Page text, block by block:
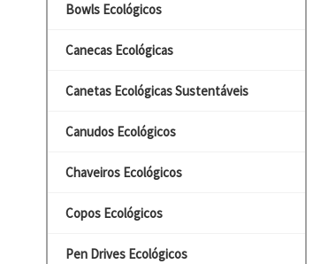
Bowls Ecológicos
Canecas Ecológicas
Canetas Ecológicas Sustentáveis
Canudos Ecológicos
Chaveiros Ecológicos
Copos Ecológicos
Pen Drives Ecológicos